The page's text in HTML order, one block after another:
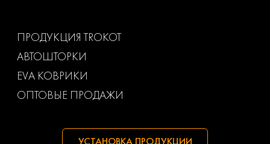
Маз
ПРОДУКЦИЯ TROKOT
АВТОШТОРКИ
EVA КОВРИКИ
ОПТОВЫЕ ПРОДАЖИ
УСТАНОВКА ПРОДУКЦИИ